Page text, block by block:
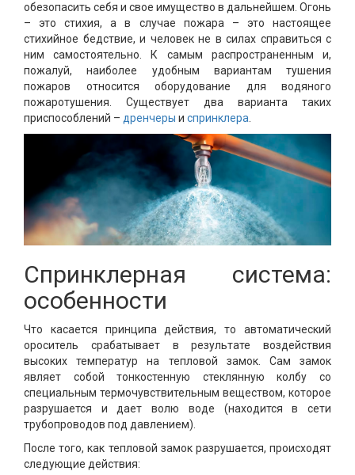
обезопасить себя и свое имущество в дальнейшем. Огонь
– это стихия, а в случае пожара – это настоящее
стихийное бедствие, и человек не в силах справиться с
ним самостоятельно. К самым распространенным и,
пожалуй, наиболее удобным вариантам тушения
пожаров относится оборудование для водяного
пожаротушения. Существует два варианта таких
приспособлений – дренчеры и спринклера
Спринклерная система:
особенности
Что касается принципа действия, то автоматический
ороситель срабатывает в результате воздействия
высоких температур на тепловой замок. Сам замок
являет собой тонкостенную стеклянную колбу со
специальным термочувствительным веществом, которое
разрушается и дает волю воде (находится в сети
трубопроводов под давлением).
После того, как тепловой замок разрушается, происходят
следующие действия: